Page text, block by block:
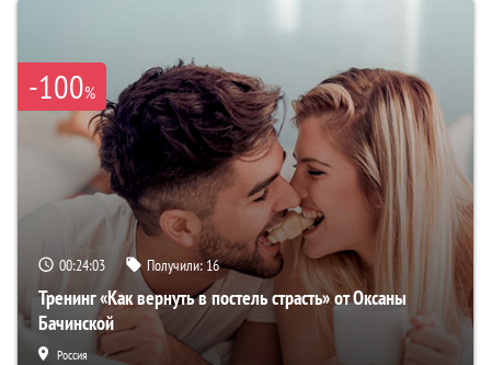
-100%
00:24:02 Получили:16
Тренинг «Как вернуть в постель страсть» от Оксаны
Бачинской
Россия